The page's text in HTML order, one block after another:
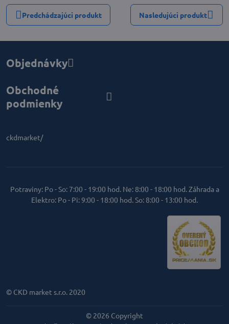
Predchádzajúci produkt Nasledujúci produkt
Objednávky
Obchodné
podmienky
ckdmarket/
Potraviny: Po - So: 7:00 - 19:00 hod. Ne: 8:00 - 18:00 hod. Záhrada a
Elektro: Po - Pi: 9:00 - 18:00 hod. So: 8:00 - 13:00 hod.
© CKD market s.r.o. 2020
© 2026 Copyright